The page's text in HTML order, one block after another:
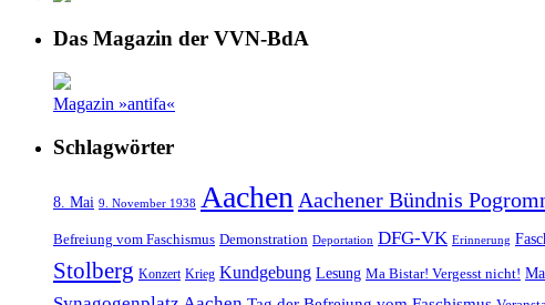
Das Magazin der VVN-BdA
Magazin »antifa«
Schlagwörter
8. Mai 9. November 1938 AachenAachener Bündnis
Befreiung vom Faschismus Demonstration Deportation DFG-VK Erinnerung
Stolberg Konzert Krieg Kundgebung Lesung Ma Bistar! Vergesst nicht!